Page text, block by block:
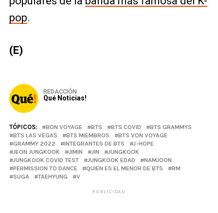
pop.
(E)
REDACCIÓN
Qué Noticias!
TÓPICOS: BON VOYAGE BTS BTS COVID
BTS GRAMMYS
BTS LAS VEGAS
BTS MIEMBROS
BTS VON VOYAGE
GRAMMY 2022
INTEGRANTES DE BTS
J-HOPE
JEON JUNGKOOK
JIMIN JIN
JUNGKOOK
JUNGKOOK COVID TEST
JUNGKOOK EDAD
NAMJOON
PERMISSION TO DANCE
QUIEN ES EL MENOR DE BTS
RM
SUGA
TAEHYUNG V
PUBLICIDAD